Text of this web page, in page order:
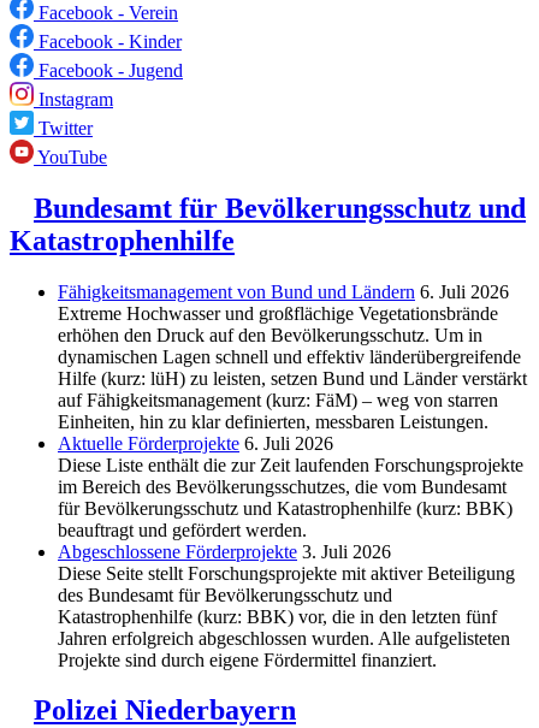
Facebook - Verein
Facebook - Kinder
Facebook - Jugend
Instagram
Twitter
YouTube
Bundesamt für Bevölkerungsschutz und
Katastrophenhilfe
Fähigkeitsmanagement von Bund und Ländern 6. Juli 2026
Extreme Hochwasser und großflächige Vegetationsbrände
erhöhen den Druck auf den Bevölkerungsschutz. Um in
dynamischen Lagen schnell und effektiv länderübergreifende
Hilfe (kurz: lüH) zu leisten, setzen Bund und Länder verstärkt
auf Fähigkeitsmanagement (kurz: FäM) – weg von starren
Einheiten, hin zu klar definierten, messbaren Leistungen.
Aktuelle Förderprojekte 6. Juli 2026
Diese Liste enthält die zur Zeit laufenden Forschungsprojekte
im Bereich des Be­völkerungs­schutzes, die vom Bundesamt
für Bevölkerungsschutz und Katastrophenhilfe (kurz: BBK)
beauftragt und gefördert werden.
Abgeschlos­sene Förderprojekte 3. Juli 2026
Diese Seite stellt Forschungsprojekte mit aktiver Beteiligung
des Bundesamt für Bevölkerungsschutz und
Katastrophenhilfe (kurz: BBK) vor, die in den letzten fünf
Jahren erfolgreich abgeschlossen wurden. Alle aufgelisteten
Projekte sind durch eigene Fördermittel finanziert.
Polizei Niederbayern